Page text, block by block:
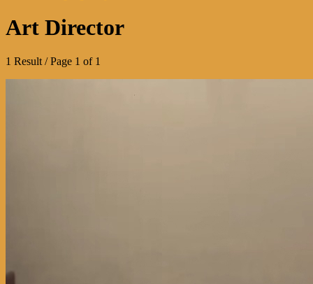
Art Director
1 Result / Page 1 of 1